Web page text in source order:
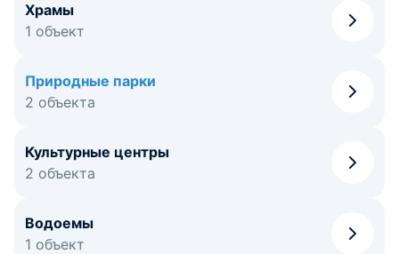
Храмы
1 объект
Природные парки
2 объекта
Культурные центры
2 объекта
Водоемы
1 объект